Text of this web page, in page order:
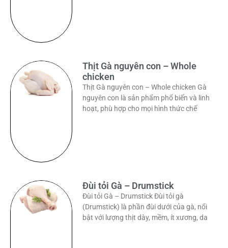
Thịt Gà nguyên con – Whole
chicken
Thịt Gà nguyên con – Whole chicken Gà
nguyên con là sản phẩm phổ biến và linh
hoạt, phù hợp cho mọi hình thức chế
Đùi tỏi Gà – Drumstick
Đùi tỏi Gà – Drumstick Đùi tỏi gà
(Drumstick) là phần đùi dưới của gà, nổi
bật với lượng thịt dày, mềm, ít xương, da